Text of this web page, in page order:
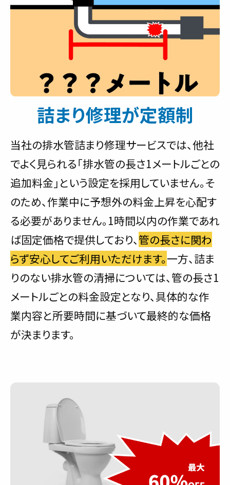
詰まり修理が定額制
当社の排水管詰まり修理サービスでは、他社
でよく見られる「排水管の長さ1メートルごとの
追加料金」という設定を採用していません。そ
のため、作業中に予想外の料金上昇を心配す
る必要がありません。1時間以内の作業であれ
ば固定価格で提供しており、管の長さに関わ
らず安心してご利用いただけます。一方、詰ま
りのない排水管の清掃については、管の長さ1
メートルごとの料金設定となり、具体的な作
業内容と所要時間に基づいて最終的な価格
が決まります。